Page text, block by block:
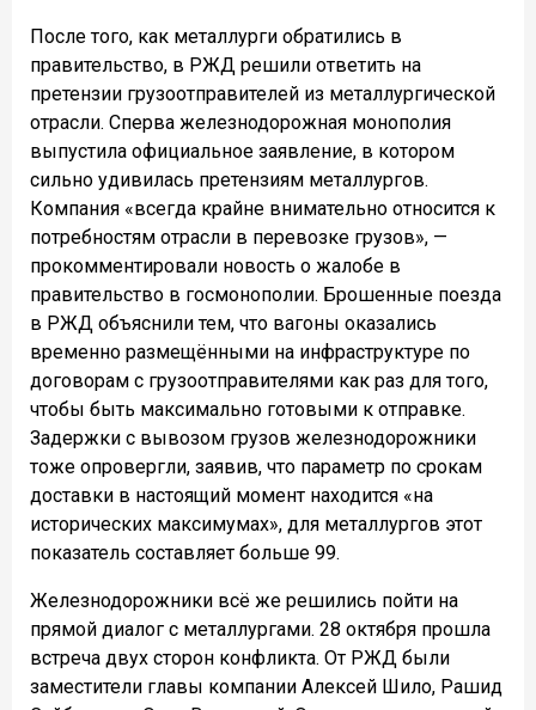
После того, как металлурги обратились в
правительство, в РЖД решили ответить на
претензии грузоотправителей из металлургической
отрасли. Сперва железнодорожная монополия
выпустила официальное заявление, в котором
сильно удивилась претензиям металлургов.
Компания «всегда крайне внимательно относится к
потребностям отрасли в перевозке грузов», —
прокомментировали новость о жалобе в
правительство в госмонополии. Брошенные поезда
в РЖД объяснили тем, что вагоны оказались
временно размещёнными на инфраструктуре по
договорам с грузоотправителями как раз для того,
чтобы быть максимально готовыми к отправке.
Задержки с вывозом грузов железнодорожники
тоже опровергли, заявив, что параметр по срокам
доставки в настоящий момент находится «на
исторических максимумах», для металлургов этот
показатель составляет больше 99.
Железнодорожники всё же решились пойти на
прямой диалог с металлургами. 28 октября прошла
встреча двух сторон конфликта. От РЖД были
заместители главы компании Алексей Шило, Рашид